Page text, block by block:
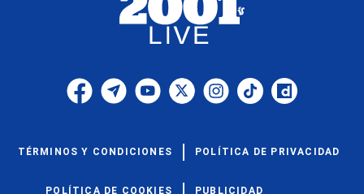
TÉRMINOS Y CONDICIONES POLÍTICA DE PRIVACIDAD
POLÍTICA DE COOKIES PUBLICIDAD